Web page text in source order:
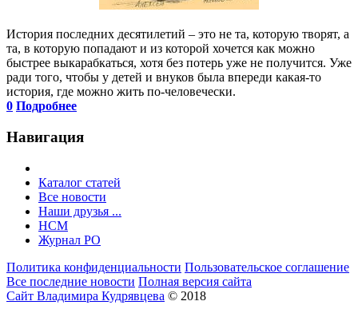
История последних десятилетий – это не та, которую творят, а
та, в которую попадают и из которой хочется как можно
быстрее выкарабкаться, хотя без потерь уже не получится. Уже
ради того, чтобы у детей и внуков была впереди какая-то
история, где можно жить по-человечески.
0 Подробнее
Навигация
Каталог статей
Все новости
Наши друзья ...
HCM
Журнал РО
Политика конфиденциальности Пользовательское соглашение
Все последние новости Полная версия сайта
Сайт Владимира Кудрявцева © 2018